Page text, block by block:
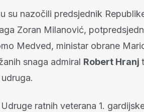
su nazočili predsjednik
Zoran Milanović,
Medved, ministar obrane
snaga admiral Robert Hranj
ratnih veterana 1.